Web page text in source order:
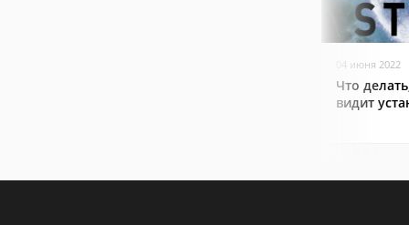
04 июня 2022
Что
видит